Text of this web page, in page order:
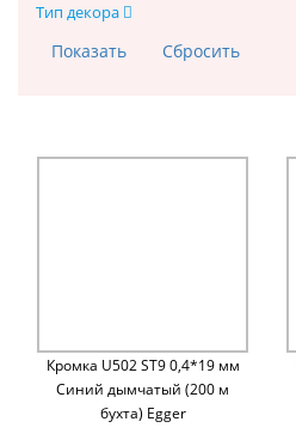
Тип декора
Кромка U502 ST9 0,4*19 мм
Синий дымчатый (200 м
бухта) Egger